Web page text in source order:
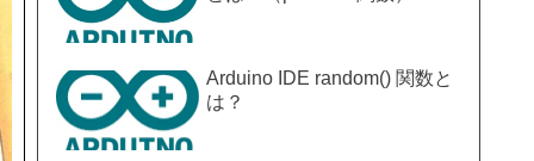
Arduino IDE random() 関数と
は？